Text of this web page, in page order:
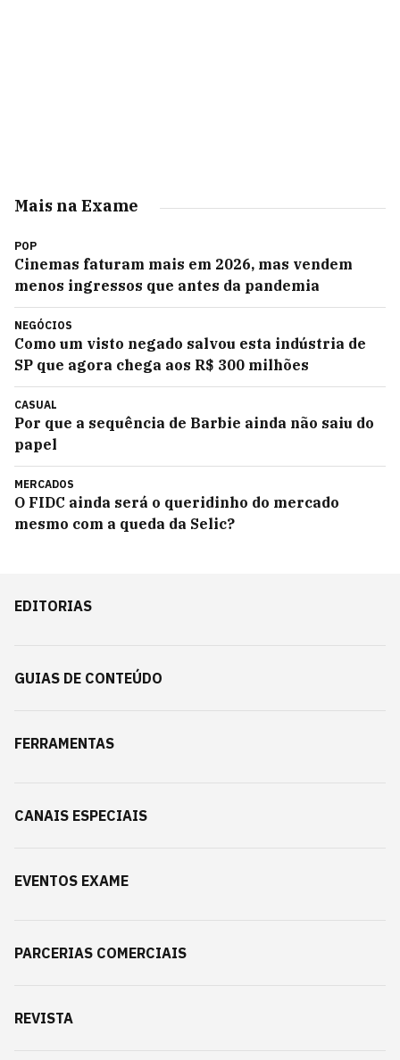
Mais na Exame
POP
Cinemas faturam mais em 2026, mas vendem
menos ingressos que antes da pandemia
NEGÓCIOS
Como um visto negado salvou esta indústria de
SP que agora chega aos R$ 300 milhões
CASUAL
Por que a sequência de Barbie ainda não saiu do
papel
MERCADOS
O FIDC ainda será o queridinho do mercado
mesmo com a queda da Selic?
EDITORIAS
GUIAS DE CONTEÚDO
FERRAMENTAS
CANAIS ESPECIAIS
EVENTOS EXAME
PARCERIAS COMERCIAIS
REVISTA